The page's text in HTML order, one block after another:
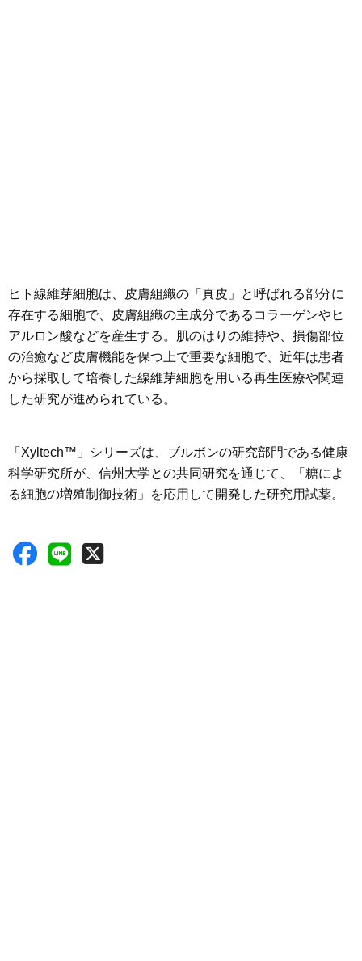
ヒト線維芽細胞は、皮膚組織の「真皮」と呼ばれる部分に
存在する細胞で、皮膚組織の主成分であるコラーゲンやヒ
アルロン酸などを産生する。肌のはりの維持や、損傷部位
の治癒など皮膚機能を保つ上で重要な細胞で、近年は患者
から採取して培養した線維芽細胞を用いる再生医療や関連
した研究が進められている。
「Xyltech™」シリーズは、ブルボンの研究部門である健康
科学研究所が、信州大学との共同研究を通じて、「糖によ
る細胞の増殖制御技術」を応用して開発した研究用試薬。